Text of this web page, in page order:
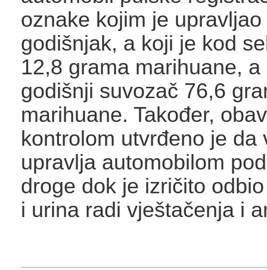
oznake kojim je upravljao
godišnjak, a koji je kod
12,8 grama marihuane,
godišnji suvozač 76,6
marihuane. Također,
kontrolom utvrđeno je da
upravlja automobilom
droge dok je izričito
i urina radi vještačenja i